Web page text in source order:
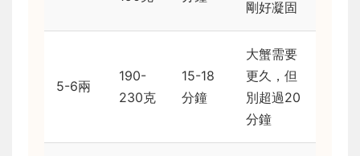
剛好凝固
5-6兩
190-
230克
15-18
分鐘
大蟹需要
更久，但
別超過20
分鐘